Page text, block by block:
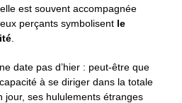
est souvent accompagnée
perçants symbolisent le
date pas d’hier : peut-être que
à se diriger dans la totale
jour, ses hululements étranges